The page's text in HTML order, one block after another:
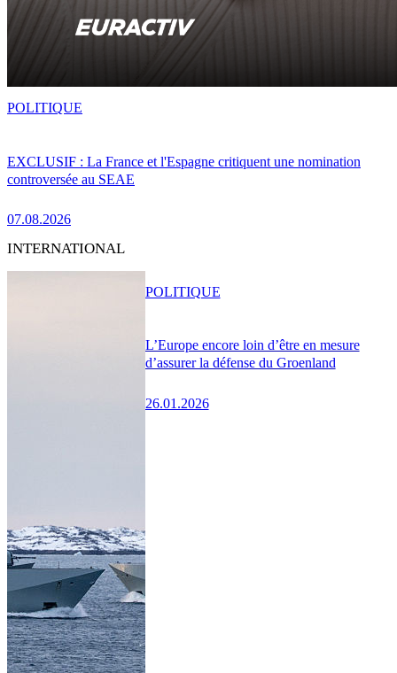
EXCLUSIF : La France et l'Espagne critiquent une nomination
controversée au SEAE
07.08.2026
POLITIQUE
INTERNATIONAL
L’Europe encore loin d’être en mesure
d’assurer la défense du Groenland
26.01.2026
POLITIQUE